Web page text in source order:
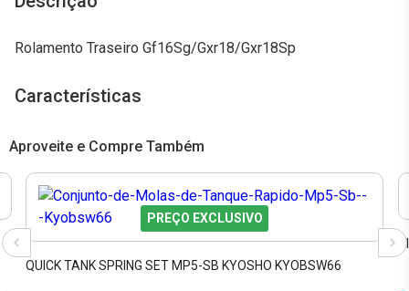
Rolamento Traseiro Gf16Sg/Gxr18/Gxr18Sp
Características
Aproveite e Compre Também
PREÇO EXCLUSIVO
QUICK TANK SPRING SET MP5-SB KYOSHO KYOBSW66